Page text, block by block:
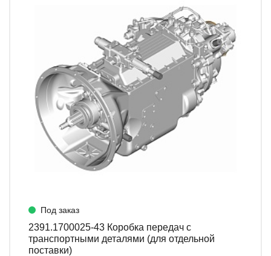
Под заказ
2391.1700025-43 Коробка передач с
транспортными деталями (для отдельной
поставки)